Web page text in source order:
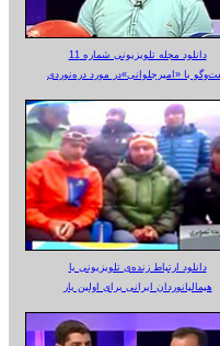
دانلود مجله تلویزیونی شماره 11
با «امیرجلوانی»در مورد دره‌نوردی
دانلود ارتباط زنده‌ی تلویزیونی‌ با
هیمالیانوردان ایرانی برای اولین بار